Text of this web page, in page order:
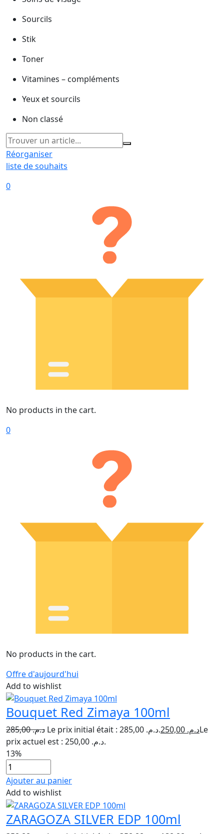
Sourcils
Stik
Toner
Vitamines – compléments
Yeux et sourcils
Non classé
Réorganiser
liste de souhaits
0
No products in the cart.
0
No products in the cart.
Offre d'aujourd'hui
Add to wishlist
Bouquet Red Zimaya 100ml
د.م.285,00 Le prix initial était : د.م. 285,00. د.م.Le
prix actuel est : د.م. 250,00.
13%
Ajouter au panier
Add to wishlist
ZARAGOZA SILVER EDP 100ml